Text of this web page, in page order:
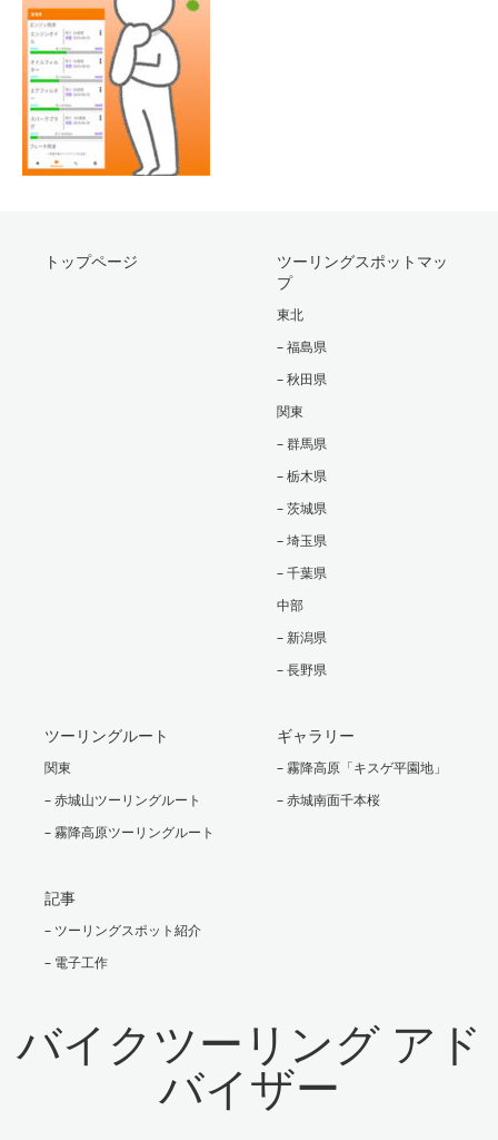
トップページ
ツーリングスポットマッ
プ
東北
– 福島県
– 秋田県
関東
– 群馬県
– 栃木県
– 茨城県
– 埼玉県
– 千葉県
中部
– 新潟県
– 長野県
ツーリングルート
関東
– 赤城山ツーリングルート
– 霧降高原ツーリングルート
ギャラリー
– 霧降高原「キスゲ平園地」
– 赤城南面千本桜
記事
– ツーリングスポット紹介
– 電子工作
バイクツーリング アド
バイザー